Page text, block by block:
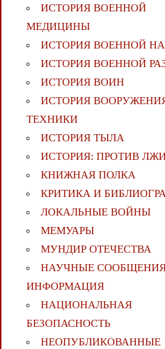
ИСТОРИЯ ВОЕННОЙ
МЕДИЦИНЫ
ИСТОРИЯ ВОЕННОЙ
ИСТОРИЯ ВОЕННОЙ
ИСТОРИЯ ВОИН
ИСТОРИЯ
ТЕХНИКИ
ИСТОРИЯ ТЫЛА
ИСТОРИЯ: ПРОТИВ
КНИЖНАЯ ПОЛКА
КРИТИКА И
ЛОКАЛЬНЫЕ ВОЙНЫ
МЕМУАРЫ
МУНДИР ОТЕЧЕСТВА
НАУЧНЫЕ
ИНФОРМАЦИЯ
НАЦИОНАЛЬНАЯ
БЕЗОПАСНОСТЬ
НЕОПУБЛИКОВАННЫЕ